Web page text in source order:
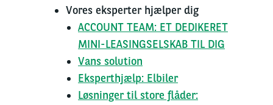
Vores eksperter hjælper dig
ACCOUNT TEAM: ET DEDIKERET
MINI-LEASINGSELSKAB TIL DIG
Vans solution
Eksperthjælp: Elbiler
Løsninger til store flåder: